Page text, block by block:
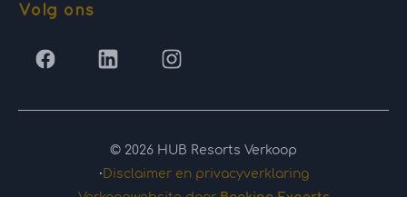
Volg ons
© 2026 HUB Resorts Verkoop
· Disclaimer en privacyverklaring